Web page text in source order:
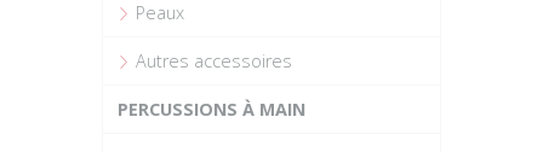
Peaux
Autres accessoires
PERCUSSIONS À MAIN